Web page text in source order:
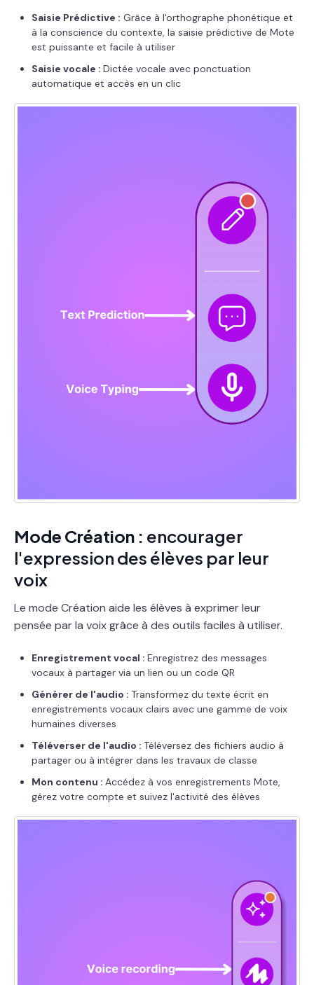
Saisie Prédictive : Grâce à l'orthographe phonétique et
à la conscience du contexte, la saisie prédictive de Mote
est puissante et facile à utiliser
Saisie vocale : Dictée vocale avec ponctuation
automatique et accès en un clic
Mode Création : encourager
l'expression des élèves par leur
voix
Le mode Création aide les élèves à exprimer leur
pensée par la voix grâce à des outils faciles à utiliser.
Enregistrement vocal : Enregistrez des messages
vocaux à partager via un lien ou un code QR
Générer de l'audio : Transformez du texte écrit en
enregistrements vocaux clairs avec une gamme de voix
humaines diverses
Téléverser de l'audio : Téléversez des fichiers audio à
partager ou à intégrer dans les travaux de classe
Mon contenu : Accédez à vos enregistrements Mote,
gérez votre compte et suivez l'activité des élèves